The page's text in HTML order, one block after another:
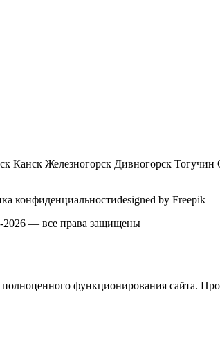
Канск Железногорск Дивногорск
конфиденциальностиdesigned by Freepik
2026 — все права защищены
функционирования сайта.